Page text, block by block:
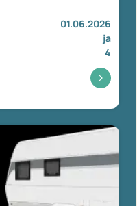
01.06.2026
ja
4